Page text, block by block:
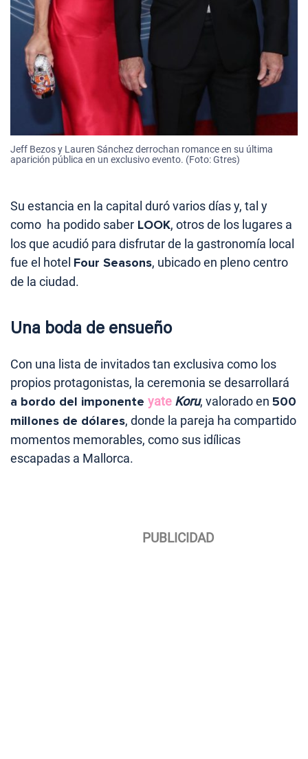
Jeff Bezos y Lauren Sánchez derrochan romance en su última
aparición pública en un exclusivo evento. (Foto: Gtres)
Su estancia en la capital duró varios días y, tal y
como ha podido saber LOOK, otros de los lugares a
los que acudió para disfrutar de la gastronomía local
fue el hotel Four Seasons, ubicado en pleno centro
de la ciudad.
Una boda de ensueño
Con una lista de invitados tan exclusiva como los
propios protagonistas, la ceremonia se desarrollará
a bordo del imponente yate Koru, valorado en 500
millones de dólares, donde la pareja ha compartido
momentos memorables, como sus idílicas
escapadas a Mallorca.